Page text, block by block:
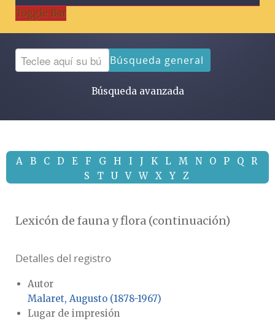
Toggle Bar
Búsqueda general
Búsqueda avanzada
A B C D E F G H I J K L M N O P Q
R
S
T U V W X Y Z
Lexicón de fauna y flora (continuación)
Detalles del registro
Autor
Malaret, Augusto (1878-1967)
Lugar de impresión